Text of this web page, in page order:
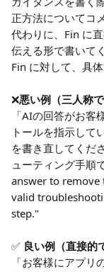
正方法についてコ
代わりに、Fin に
伝える形で書いて
Fin に対して、具
❌悪い例（三人称
「AIの回答がお
トールを指示して
を書き直してくだ
ューティング手順
answer to
valid
step."
✅ 良い例（直接的
「お客様にアプ